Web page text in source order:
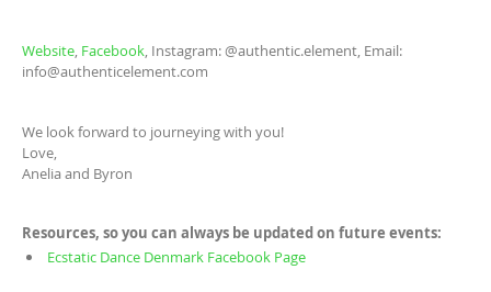
Website, Facebook, Instagram: @authentic.element, Email:
info@authenticelement.com
We look forward to journeying with you!
Love,
Anelia and Byron
Resources, so you can always be updated on future events:
Ecstatic Dance Denmark Facebook Page